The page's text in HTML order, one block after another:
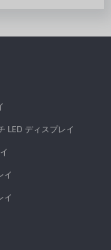
LED ディスプレイ
イ
イ